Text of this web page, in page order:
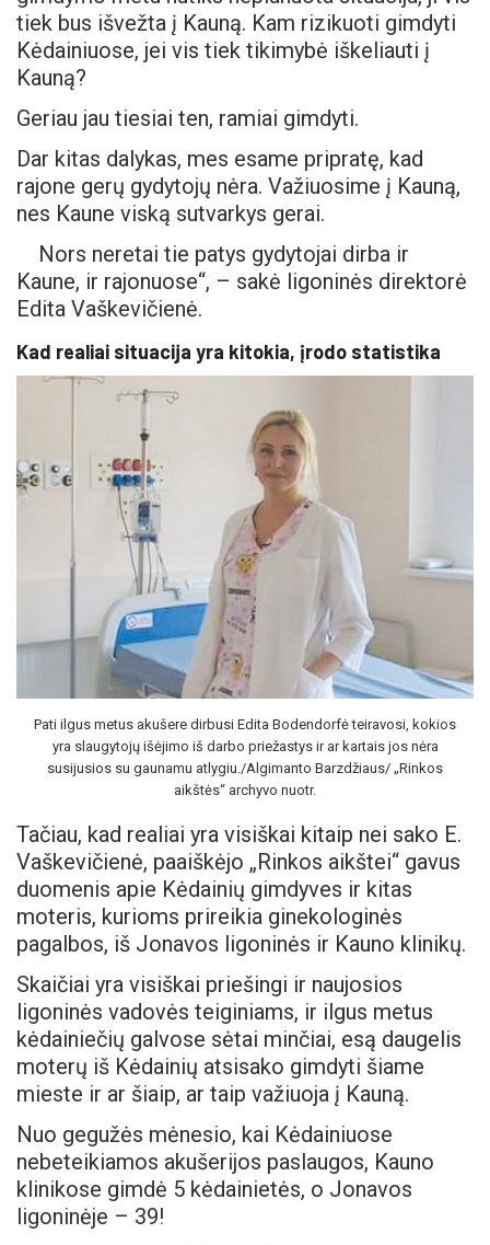
tiek bus išvežta į Kauną. Kam rizikuoti gimdyti
Kėdainiuose, jei vis tiek tikimybė iškeliauti į
Kauną?
Geriau jau tiesiai ten, ramiai gimdyti.
Dar kitas dalykas, mes esame pripratę, kad
rajone gerų gydytojų nėra. Važiuosime į Kauną,
nes Kaune viską sutvarkys gerai.
Nors neretai tie patys gydytojai dirba ir
Kaune, ir rajonuose“, – sakė ligoninės direktorė
Edita Vaškevičienė.
Kad realiai situacija yra kitokia, įrodo statistika
Pati ilgus metus akušere dirbusi Edita Bodendorfė teiravosi, kokios
yra slaugytojų išėjimo iš darbo priežastys ir ar kartais jos nėra
susijusios su gaunamu atlygiu./Algimanto Barzdžiaus/ „Rinkos
aikštės“ archyvo nuotr.
Tačiau, kad realiai yra visiškai kitaip nei sako E.
Vaškevičienė, paaiškėjo „Rinkos aikštei“ gavus
duomenis apie Kėdainių gimdyves ir kitas
moteris, kurioms prireikia ginekologinės
pagalbos, iš Jonavos ligoninės ir Kauno klinikų.
Skaičiai yra visiškai priešingi ir naujosios
ligoninės vadovės teiginiams, ir ilgus metus
kėdainiečių galvose sėtai minčiai, esą daugelis
moterų iš Kėdainių atsisako gimdyti šiame
mieste ir ar šiaip, ar taip važiuoja į Kauną.
Nuo gegužės mėnesio, kai Kėdainiuose
nebeteikiamos akušerijos paslaugos, Kauno
klinikose gimdė 5 kėdainietės, o Jonavos
ligoninėje – 39!